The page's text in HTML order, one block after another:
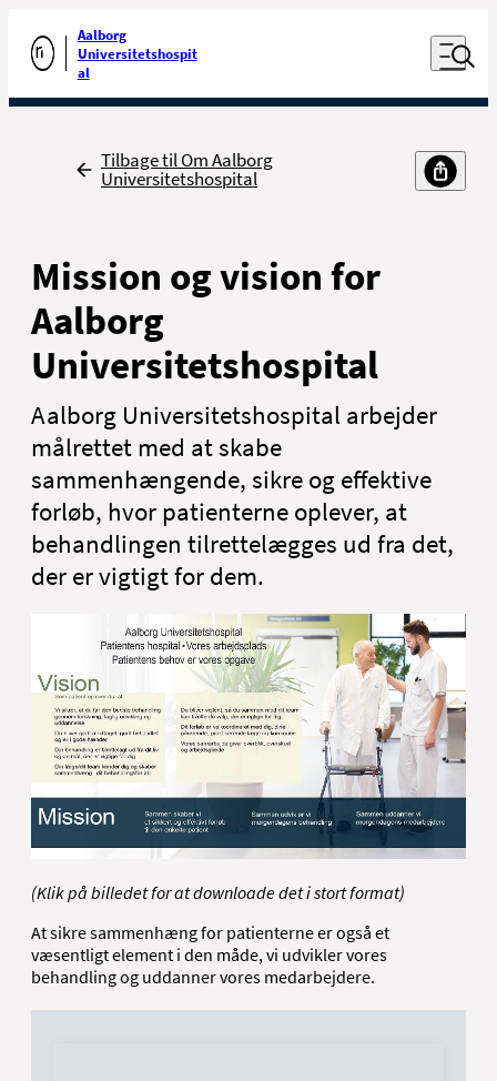
Gå til forsiden
Aalborg
Universitetshospit
al
Åben
Udfør søgning
Tilbage
Tilbage til Om Aalborg
Universitetshospital
Mission og vision for
Aalborg
Universitetshospital
Aalborg Universitetshospital arbejder
målrettet med at skabe
sammenhængende, sikre og effektive
forløb, hvor patienterne oplever, at
behandlingen tilrettelægges ud fra det,
der er vigtigt for dem.
(Klik på billedet for at downloade det i stort format)
At sikre sammenhæng for patienterne er også et
væsentligt element i den måde, vi udvikler vores
behandling og uddanner vores medarbejdere.